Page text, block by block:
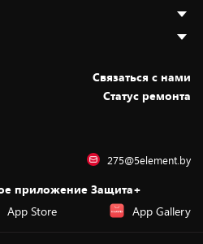
Cвязаться с нами
Статус ремонта
275@5element.by
приложение Защита+
App Store App Gallery